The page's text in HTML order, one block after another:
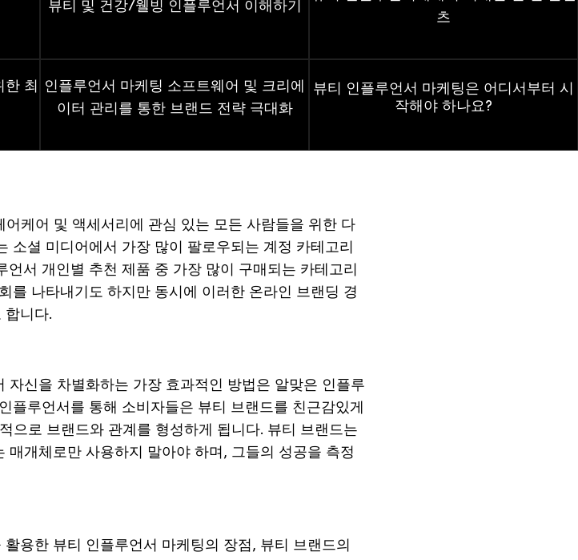
뷰티 및 건강/웰빙 인플루언서 이해하기
츠
한 최
인플루언서 마케팅 소프트웨어 및 크리에
이터 관리를 통한 브랜드 전략 극대화
뷰티 인플루언서 마케팅은 어디서부터 시
작해야 하나요?
케어 및 액세서리에 관심 있는 모든 사람들을 위한 다
소셜 미디어에서 가장 많이 팔로우되는 계정 카테고리
서 개인별 추천 제품 중 가장 많이 구매되는 카테고리
를 나타내기도 하지만 동시에 이러한 온라인 브랜딩 경
합니다.
자신을 차별화하는 가장 효과적인 방법은 알맞은 인플루
인플루언서를 통해 소비자들은 뷰티 브랜드를 친근감있게
으로 브랜드와 관계를 형성하게 됩니다. 뷰티
브랜드는
매개체로만 사용하지 말아야 하며 , 그들의 성공을 측정
활용한 뷰티 인플루언서 마케팅의 장점, 뷰티
브랜드의